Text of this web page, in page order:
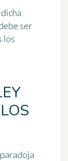
ser
los